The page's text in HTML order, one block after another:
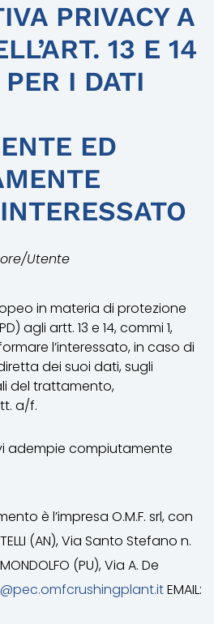
PRIVACY A
13 E 14
I DATI
ED
Utente
in materia di protezione
agli artt. 13 e 14, commi 1,
l’interessato, in caso di
dei suoi dati, sugli
del trattamento,
a/f.
adempie compiutamente
è l’impresa O.M.F. srl, con
(AN), Via Santo Stefano n.
(PU), Via A. De
EMAIL: